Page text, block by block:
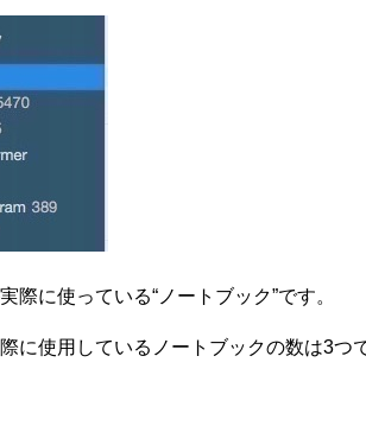
際に使っている“ノートブック”です。
に使用しているノートブックの数は3つ